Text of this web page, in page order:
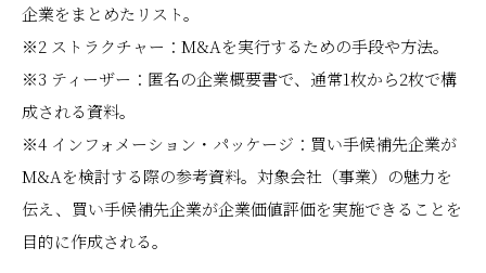
企業をまとめたリスト。
※2 ストラクチャー：M&Aを実行するための手段や方法。
※3 ティーザー：匿名の企業概要書で、通常1枚から2枚で構
成される資料。
※4 インフォメーション・パッケージ：買い手候補先企業が
M&Aを検討する際の参考資料。対象会社（事業）の魅力を
伝え、買い手候補先企業が企業価値評価を実施できることを
目的に作成される。